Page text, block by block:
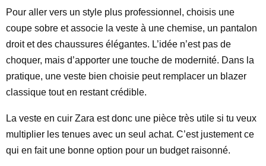
Pour aller vers un style plus professionnel, choisis une
coupe sobre et associe la veste à une chemise, un pantalon
droit et des chaussures élégantes. L’idée n’est pas de
choquer, mais d’apporter une touche de modernité. Dans la
pratique, une veste bien choisie peut remplacer un blazer
classique tout en restant crédible.
La veste en cuir Zara est donc une pièce très utile si tu veux
multiplier les tenues avec un seul achat. C’est justement ce
qui en fait une bonne option pour un budget raisonné.